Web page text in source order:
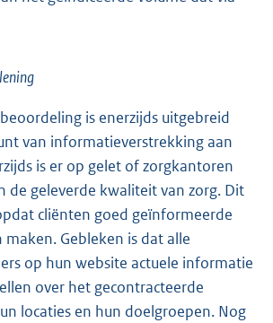
is enerzijds uitgebreid
van informatieverstrekking aan
is er op gelet of zorgkantoren
de geleverde kwaliteit van zorg. Dit
cliënten goed geïnformeerde
maken. Gebleken is dat alle
op hun website actuele informatie
over het gecontracteerde
locaties en hun doelgroepen. Nog